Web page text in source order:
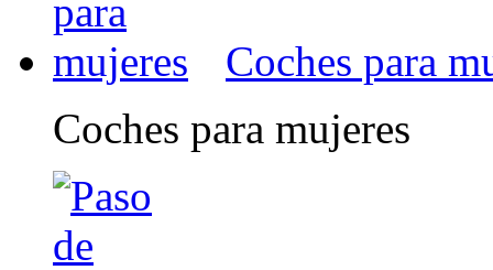
Coches para
Coches para mujeres